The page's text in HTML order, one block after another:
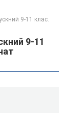
9-11 клас.
9-11